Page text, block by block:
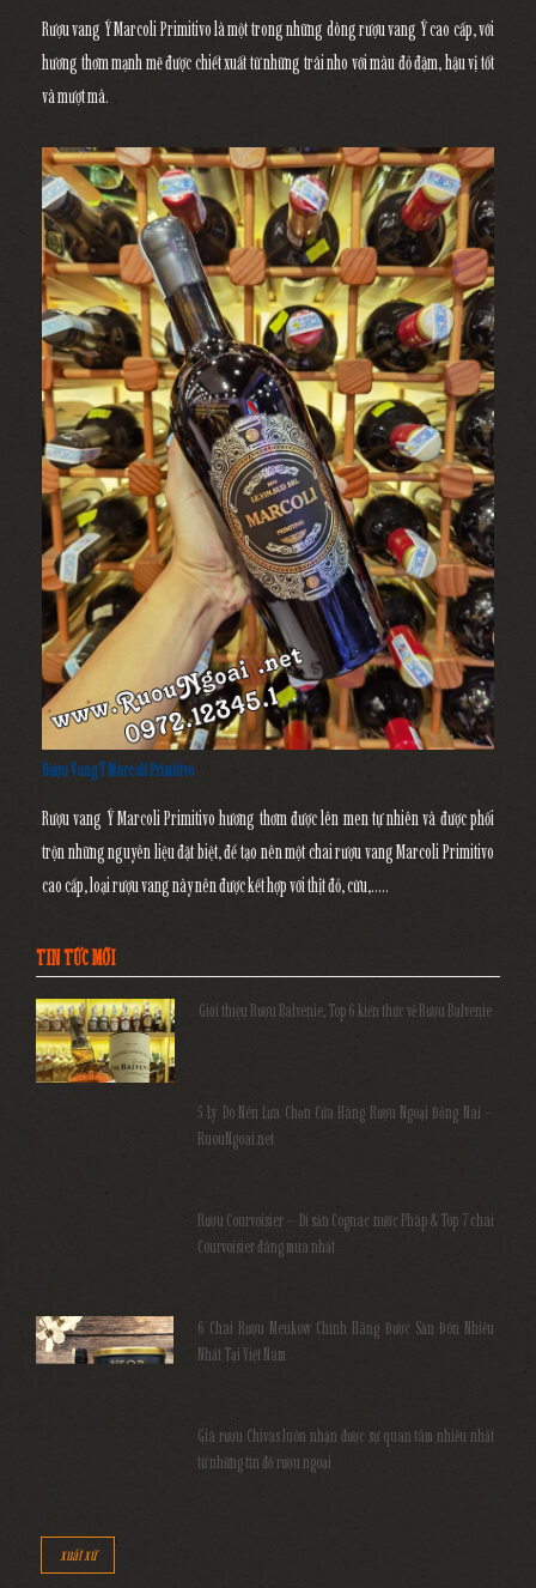
Rượu vang Ý Marcoli Primitivolà một trong những dòng rượu vang Ý cao cấp, với
hương thơm mạnh mẽ được chiết xuất từ những trái nho với màu đỏ đậm, hậu vị tốt
và mượt mà.
Rượu Vang Ý Marcoli Primitivo
Rượu vang Ý Marcoli Primitivohương thơm được lên men tự nhiên và được phối
trộn những nguyên liệu đặt biệt, để tạo nên một chai rượu vang Marcoli Primitivo
cao cấp, loại rượu vang này nên được kết hợp với thịt đỏ, cừu,.....
TIN TỨC MỚI
Giới thiệu Rượu Balvenie, Top 6 kiến thức về Rượu Balvenie
5 Lý Do Nên Lựa Chọn Cửa Hàng Rượu Ngoại Đồng Nai –
RuouNgoai.net
Rượu Courvoisier – Di sản Cognac nước Pháp & Top 7 chai
Courvoisier đáng mua nhất
6 Chai Rượu Meukow Chính Hãng Được Săn Đón Nhiều
Nhất Tại Việt Nam
Giá rượu Chivas luôn nhận được sự quan tâm nhiều nhất
từ những tín đồ rượu ngoại
xuất xứ